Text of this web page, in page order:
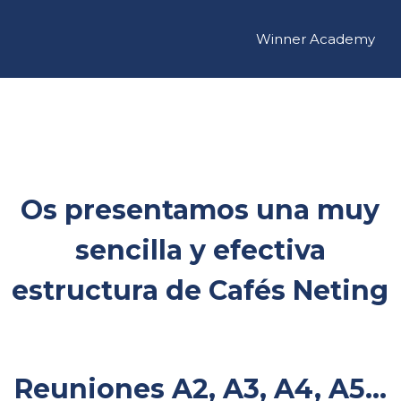
Winner Academy
Os presentamos una muy
sencilla y efectiva
estructura de Cafés Neting
Reuniones A2, A3, A4, A5...